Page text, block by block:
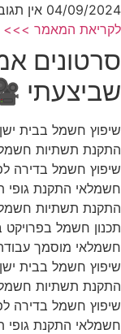
04/09/2024 אין
לקריאת המאמר >>>
סרטונים
שביצעתי
שיפוץ חשמל בבית ישן
התקנת תשתיות
שיפוץ חשמל בדירה
חשמלאי התקנת גופי
התקנת תשתיות
תכנון חשמל
חשמלאי מוסמך
שיפוץ חשמל בבית ישן
התקנת תשתיות
שיפוץ חשמל בדירה
חשמלאי התקנת גופי